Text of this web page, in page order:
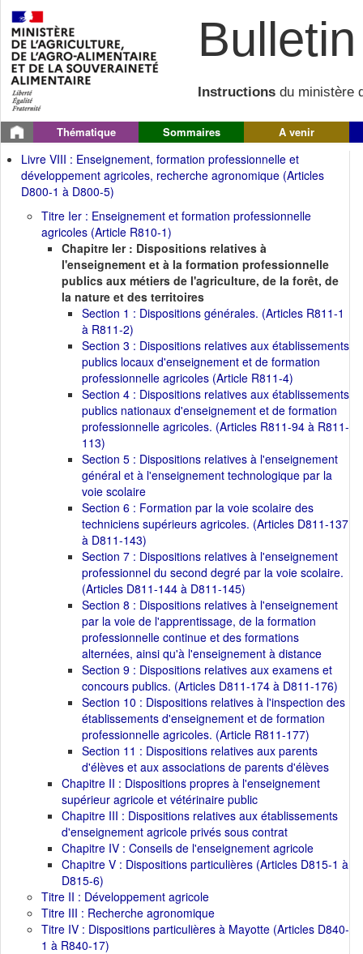
Instructions du ministère
Thématique Sommaires A venir
Livre VIII : Enseignement, formation professionnelle et
développement agricoles, recherche agronomique (Articles
D800-1 à D800-5)
Titre Ier : Enseignement et formation professionnelle
agricoles (Article R810-1)
Chapitre Ier : Dispositions relatives à
l'enseignement et à la formation professionnelle
publics aux métiers de l'agriculture, de la forêt, de
la nature et des territoires
Section 1 : Dispositions générales. (Articles R811-1
à R811-2)
Section 3 : Dispositions relatives aux établissements
publics locaux d'enseignement et de formation
professionnelle agricoles (Article R811-4)
Section 4 : Dispositions relatives aux établissements
publics nationaux d'enseignement et de formation
professionnelle agricoles. (Articles R811-94 à R811-
113)
Section 5 : Dispositions relatives à l'enseignement
général et à l'enseignement technologique par la
voie scolaire
Section 6 : Formation par la voie scolaire des
techniciens supérieurs agricoles. (Articles D811-137
à D811-143)
Section 7 : Dispositions relatives à l'enseignement
professionnel du second degré par la voie scolaire.
(Articles D811-144 à D811-145)
Section 8 : Dispositions relatives à l'enseignement
par la voie de l'apprentissage, de la formation
professionnelle continue et des formations
alternées, ainsi qu'à l'enseignement à distance
Section 9 : Dispositions relatives aux examens et
concours publics. (Articles D811-174 à D811-176)
Section 10 : Dispositions relatives à l'inspection des
établissements d'enseignement et de formation
professionnelle agricoles. (Article R811-177)
Section 11 : Dispositions relatives aux parents
d'élèves et aux associations de parents d'élèves
Chapitre II : Dispositions propres à l'enseignement
supérieur agricole et vétérinaire public
Chapitre III : Dispositions relatives aux établissements
d'enseignement agricole privés sous contrat
Chapitre IV : Conseils de l'enseignement agricole
Chapitre V : Dispositions particulières (Articles D815-1 à
D815-6)
Titre II : Développement agricole
Titre III : Recherche agronomique
Titre IV : Dispositions particulières à Mayotte (Articles D840-
1 à R840-17)